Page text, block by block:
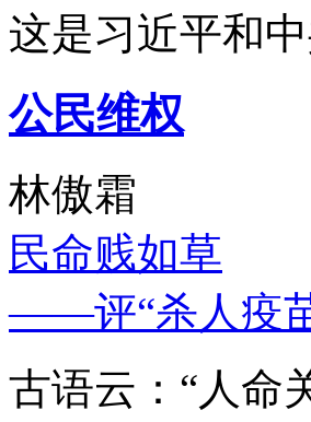
这是习近平和
公民维权
林傲霜
民命贱如草
——评“杀人疫
古语云：“人命